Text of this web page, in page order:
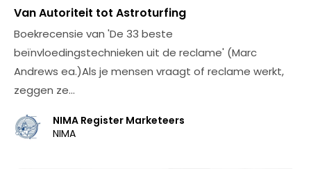
Van Autoriteit tot Astroturfing
Boekrecensie van 'De 33 beste
beïnvloedingstechnieken uit de reclame' (Marc
Andrews ea.)Als je mensen vraagt of reclame werkt,
zeggen ze…
NIMA Register Marketeers
NIMA